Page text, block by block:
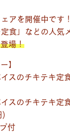
アを開催中です！
食」などの人気
場！
】
スのチキテキ
スのチキテキ
)
付